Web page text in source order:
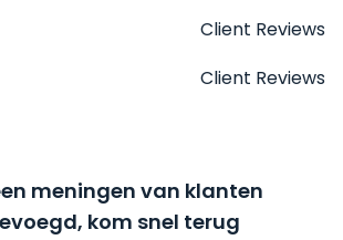
Client Reviews
Client Reviews
meningen van klanten
kom snel terug